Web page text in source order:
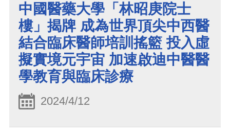
中國醫藥大學「林昭庚院士
樓」揭牌 成為世界頂尖中西醫
結合臨床醫師培訓搖籃 投入虛
擬實境元宇宙 加速啟迪中醫醫
學教育與臨床診療
2024/4/12